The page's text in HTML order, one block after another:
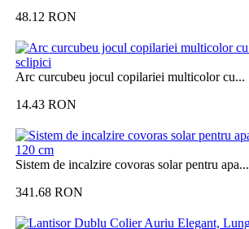
48.12 RON
Arc curcubeu jocul copilariei multicolor cu...
14.43 RON
Sistem de incalzire covoras solar pentru apa...
341.68 RON